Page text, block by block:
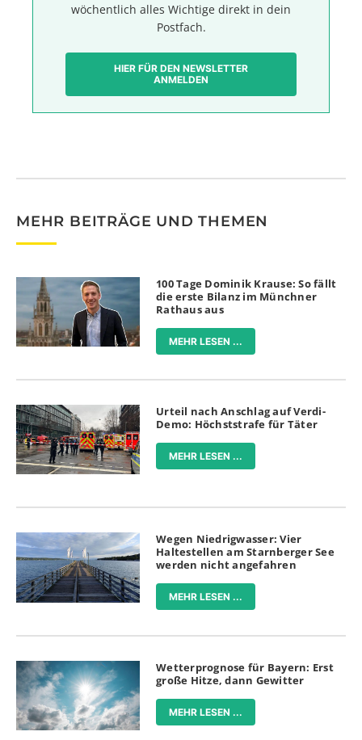
wöchentlich alles Wichtige direkt in dein
Postfach.
HIER FÜR DEN NEWSLETTER
ANMELDEN
MEHR BEITRÄGE UND THEMEN
100 Tage Dominik Krause: So fällt
die erste Bilanz im Münchner
Rathaus aus
MEHR LESEN ...
Urteil nach Anschlag auf Verdi-
Demo: Höchststrafe für Täter
MEHR LESEN ...
Wegen Niedrigwasser: Vier
Haltestellen am Starnberger See
werden nicht angefahren
MEHR LESEN ...
Wetterprognose für Bayern: Erst
große Hitze, dann Gewitter
MEHR LESEN ...